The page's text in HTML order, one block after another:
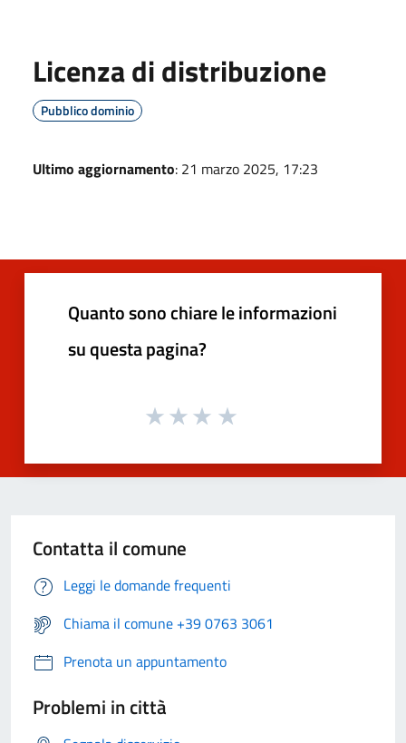
Licenza di distribuzione
Pubblico dominio
Ultimo aggiornamento: 21 marzo 2025, 17:23
Quanto sono chiare le informazioni
su questa pagina?
Contatta il comune
Leggi le domande frequenti
Chiama il comune +39 0763 3061
Prenota un appuntamento
Problemi in città